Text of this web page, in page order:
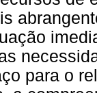
para o